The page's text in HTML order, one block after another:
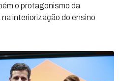
o protagonismo da
interiorização do ensino